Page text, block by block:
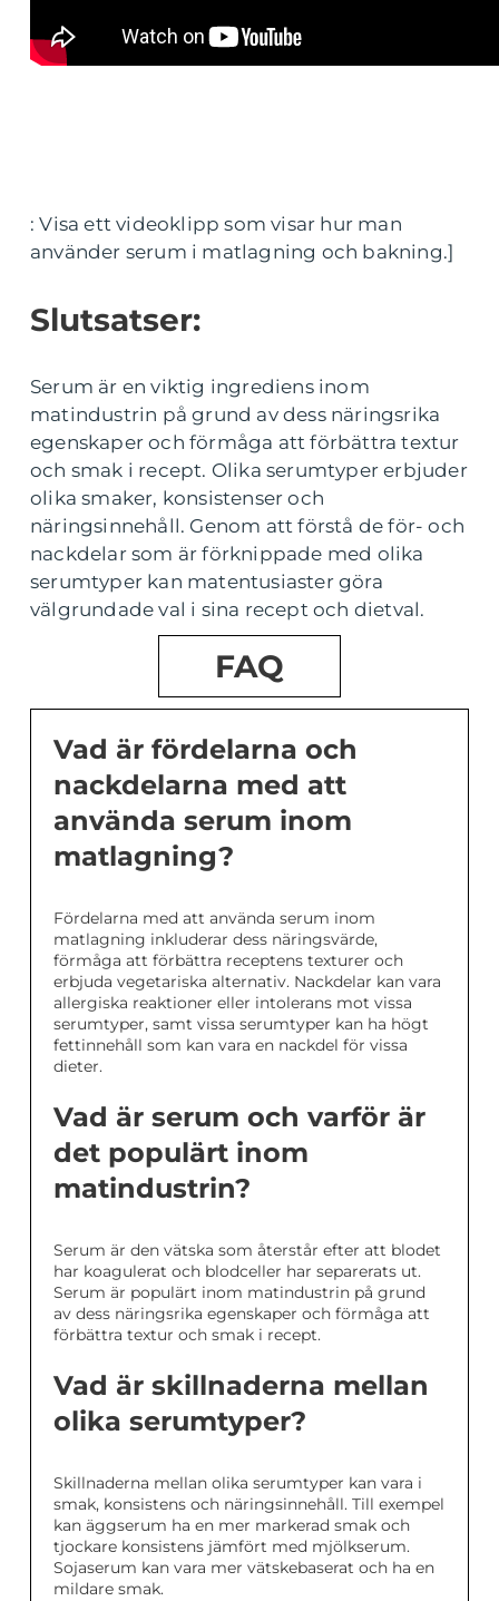
: Visa ett videoklipp som visar hur man
använder serum i matlagning och bakning.]
Slutsatser:
Serum är en viktig ingrediens inom
matindustrin på grund av dess näringsrika
egenskaper och förmåga att förbättra textur
och smak i recept. Olika serumtyper erbjuder
olika smaker, konsistenser och
näringsinnehåll. Genom att förstå de för- och
nackdelar som är förknippade med olika
serumtyper kan matentusiaster göra
välgrundade val i sina recept och dietval.
FAQ
Vad är fördelarna och
nackdelarna med att
använda serum inom
matlagning?
Fördelarna med att använda serum inom
matlagning inkluderar dess näringsvärde,
förmåga att förbättra receptens texturer och
erbjuda vegetariska alternativ. Nackdelar kan vara
allergiska reaktioner eller intolerans mot vissa
serumtyper, samt vissa serumtyper kan ha högt
fettinnehåll som kan vara en nackdel för vissa
dieter.
Vad är serum och varför är
det populärt inom
matindustrin?
Serum är den vätska som återstår efter att blodet
har koagulerat och blodceller har separerats ut.
Serum är populärt inom matindustrin på grund
av dess näringsrika egenskaper och förmåga att
förbättra textur och smak i recept.
Vad är skillnaderna mellan
olika serumtyper?
Skillnaderna mellan olika serumtyper kan vara i
smak, konsistens och näringsinnehåll. Till exempel
kan äggserum ha en mer markerad smak och
tjockare konsistens jämfört med mjölkserum.
Sojaserum kan vara mer vätskebaserat och ha en
mildare smak.